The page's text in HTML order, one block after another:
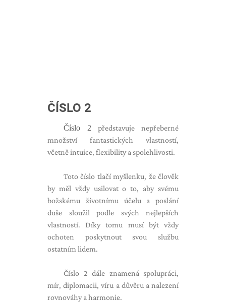
ČÍSLO 2
Číslo 2 představuje nepřeberné
množství fantastických vlastností,
včetně intuice, flexibility a spolehlivosti.
Toto číslo tlačí myšlenku, že člověk
by měl vždy usilovat o to, aby svému
božskému životnímu účelu a poslání
duše sloužil podle svých nejlepších
vlastností. Díky tomu musí být vždy
ochoten poskytnout svou službu
ostatním lidem.
Číslo 2 dále znamená spolupráci,
mír, diplomacii, víru a důvěru a nalezení
rovnováhy a harmonie.